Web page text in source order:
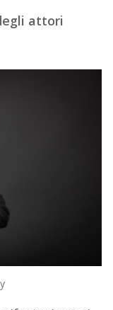
attori